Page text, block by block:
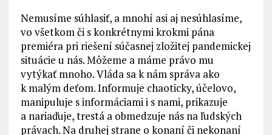
Nemusíme súhlasiť, a mnohí asi aj nesúhlasíme,
vo všetkom či s konkrétnymi krokmi pána
premiéra pri riešení súčasnej zložitej pandemickej
situácie u nás. Môžeme a máme právo mu
vytýkať mnoho. Vláda sa k nám správa ako
k malým deťom. Informuje chaoticky, účelovo,
manipuluje s informáciami i s nami, prikazuje
a nariaďuje, trestá a obmedzuje nás na ľudských
právach. Na druhej strane o konaní či nekonaní